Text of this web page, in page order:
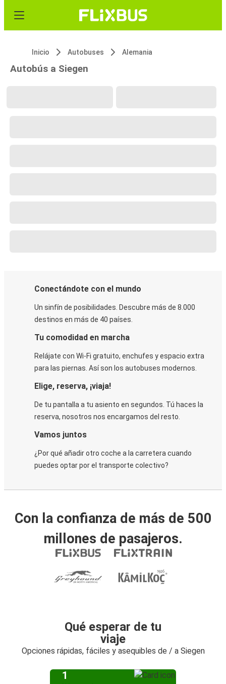
Inicio Autobuses Alemania
Autobús a Siegen
Conectándote con el mundo
Un sinfín de posibilidades. Descubre más de 8.000
destinos en más de 40 países.
Tu comodidad en marcha
Relájate con Wi-Fi gratuito, enchufes y espacio extra
para las piernas. Así son los autobuses modernos.
Elige, reserva, ¡viaja!
De tu pantalla a tu asiento en segundos. Tú haces la
reserva, nosotros nos encargamos del resto.
Vamos juntos
¿Por qué añadir otro coche a la carretera cuando
puedes optar por el transporte colectivo?
Con la confianza de más de 500
millones de pasajeros.
Qué esperar de tu
viaje
Opciones rápidas, fáciles y asequibles de / a Siegen
1